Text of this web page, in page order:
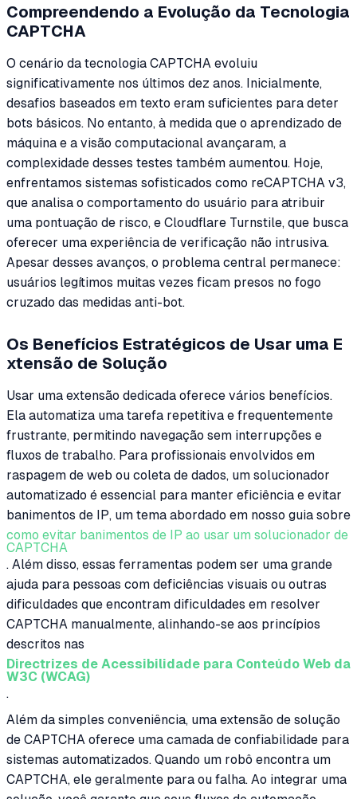
Compreendendo a Evolução da Tecnologia
CAPTCHA
O cenário da tecnologia CAPTCHA evoluiu
significativamente nos últimos dez anos. Inicialmente,
desafios baseados em texto eram suficientes para deter
bots básicos. No entanto, à medida que o aprendizado de
máquina e a visão computacional avançaram, a
complexidade desses testes também aumentou. Hoje,
enfrentamos sistemas sofisticados como reCAPTCHA v3,
que analisa o comportamento do usuário para atribuir
uma pontuação de risco, e Cloudflare Turnstile, que busca
oferecer uma experiência de verificação não intrusiva.
Apesar desses avanços, o problema central permanece:
usuários legítimos muitas vezes ficam presos no fogo
cruzado das medidas anti-bot.
Os Benefícios Estratégicos de Usar uma E
xtensão de Solução
Usar uma extensão dedicada oferece vários benefícios.
Ela automatiza uma tarefa repetitiva e frequentemente
frustrante, permitindo navegação sem interrupções e
fluxos de trabalho. Para profissionais envolvidos em
raspagem de web ou coleta de dados, um solucionador
automatizado é essencial para manter eficiência e evitar
banimentos de IP, um tema abordado em nosso guia sobre
como evitar banimentos de IP ao usar um solucionador de
CAPTCHA
. Além disso, essas ferramentas podem ser uma grande
ajuda para pessoas com deficiências visuais ou outras
dificuldades que encontram dificuldades em resolver
CAPTCHA manualmente, alinhando-se aos princípios
descritos nas
Directrizes de Acessibilidade para Conteúdo Web da
W3C (WCAG)
.
Além da simples conveniência, uma extensão de solução
de CAPTCHA oferece uma camada de confiabilidade para
sistemas automatizados. Quando um robô encontra um
CAPTCHA, ele geralmente para ou falha. Ao integrar uma